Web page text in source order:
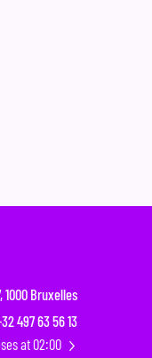
1000 Bruxelles
497 63 56 13
at 02:00